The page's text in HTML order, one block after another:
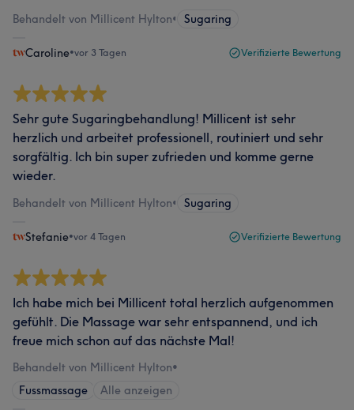
Behandelt von Millicent Hylton• Sugaring
Caroline•vor 3 Tagen Verifizierte Bewertung
Sehr gute Sugaringbehandlung! Millicent ist sehr
herzlich und arbeitet professionell, routiniert und sehr
sorgfältig. Ich bin super zufrieden und komme gerne
wieder.
Behandelt von Millicent Hylton• Sugaring
Stefanie•vor 4 Tagen Verifizierte Bewertung
Ich habe mich bei Millicent total herzlich aufgenommen
gefühlt. Die Massage war sehr entspannend, und ich
freue mich schon auf das nächste Mal!
Behandelt von Millicent Hylton•
Fussmassage
Alle anzeigen